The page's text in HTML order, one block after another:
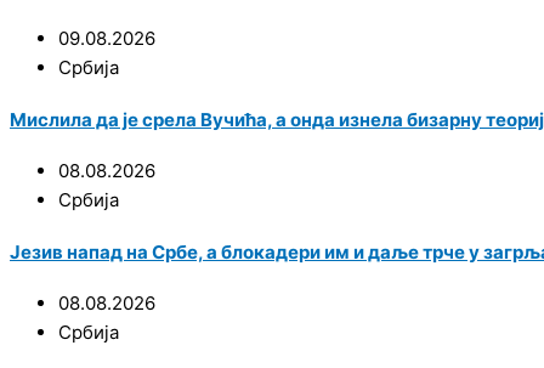
09.08.2026
Србија
Мислила да је срела Вучића, а онда изнела бизарну
08.08.2026
Србија
Језив напад на Србе, а блокадери им и даље трче у
08.08.2026
Србија